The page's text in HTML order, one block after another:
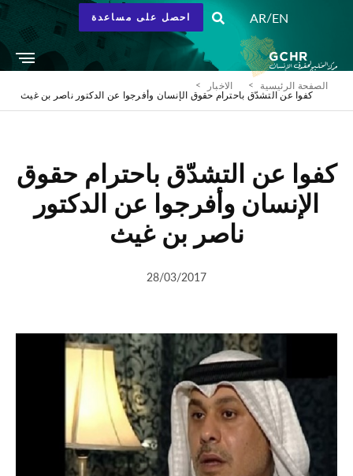
EN
/
AR احصل على مساعدة
الصفحة الرئيسية
الاخبار
كفوا عن التشدّق باحترام حقوق الإنسان وأفرجوا عن الدكتور ناصر بن غيث
كفوا عن التشدّق باحترام حقوق
الإنسان وأفرجوا عن الدكتور
ناصر بن غيث
28/03/2017